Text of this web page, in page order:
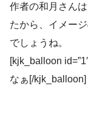
作者の和月さん
たから、イメー
でしょうね。
[kjk_balloon
なぁ[/kjk_balloon]